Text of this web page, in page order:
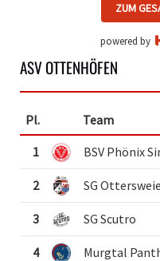
ZUM
powered by
ASV OTTENHÖFEN
Pl. Team
1
BSV Phönix
2
3 SG Scutro
4 Murgtal